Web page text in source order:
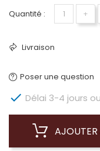
Quantité : +
Livraison
Poser une question
 Délai 3-4 jours
AJOUTER